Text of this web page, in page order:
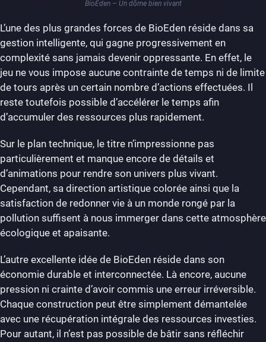
BioEden – Un dôme bien vivant
L’une des plus grandes forces de BioEden réside dans sa
gestion intelligente, qui gagne progressivement en
complexité sans jamais devenir oppressante. En effet, le
jeu ne vous impose aucune contrainte de temps ni de limite
de tours après un certain nombre d’actions effectuées. Il
reste toutefois possible d’accélérer le temps afin
d’accumuler des ressources plus rapidement.
Sur le plan technique, le titre n’impressionne pas
particulièrement et manque encore de détails et
d’animations pour rendre son univers plus vivant.
Cependant, sa direction artistique colorée ainsi que la
satisfaction de redonner vie à un monde rongé par la
pollution suffisent à nous immerger dans cette atmosphère
écologique et apaisante.
L’autre excellente idée de BioEden réside dans son
économie durable et interconnectée. Là encore, aucune
pression ni crainte d’avoir commis une erreur irréversible.
Chaque construction peut être simplement démantelée
avec une récupération intégrale des ressources investies.
Pour autant, il n’est pas possible de bâtir sans réfléchir